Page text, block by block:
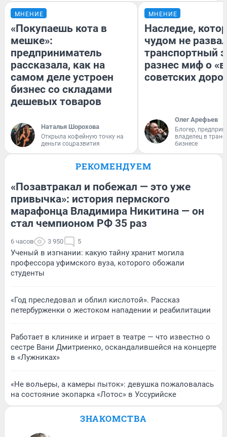
МНЕНИЕ
«Покупаешь кота в
мешке»:
предприниматель
рассказала, как на
самом деле устроен
бизнес со складами
дешевых товаров
Наталья Шорохова
Открыла кофейную точку на
деньги соцразвития
МНЕНИЕ
Наследие,
чудом не
транспортный
разнес миф о
советских
Олег Арефьев
Блогер,
владелец в
бизнесе
РЕКОМЕНДУЕМ
«Позавтракал и побежал — это уже
привычка»: история пермского
марафонца Владимира Никитина — он
стал чемпионом РФ 35 раз
6 часов 3 950 5
Ученый в изгнании: какую тайну хранит могила
профессора уфимского вуза, которого обожали
студенты
«Год преследовал и облил кислотой». Рассказ
петербурженки о жестоком нападении и реабилитации
Работает в клинике и играет в театре — что известно о
сестре Вани Дмитриенко, оскандалившейся на концерте
в «Лужниках»
«Не вольеры, а камеры пыток»: девушка пожаловалась
на состояние экопарка «Лотос» в Уссурийске
ЗНАКОМСТВА